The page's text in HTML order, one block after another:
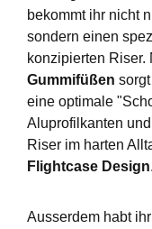
bekommt ihr nicht
sondern einen
konzipierten Riser.
Gummifüßen
eine optimale
Aluprofilkanten
Riser im harten
Flightcase Design.
Ausserdem habt